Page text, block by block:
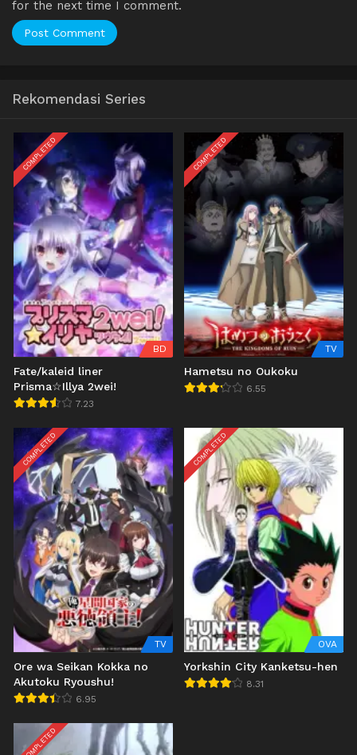
for the next time I comment.
Rekomendasi Series
COMPLETED
BD
Fate/kaleid liner
Prisma☆Illya 2wei!
7.23
COMPLETED
TV
Hametsu no Oukoku
6.55
COMPLETED
TV
Ore wa Seikan Kokka no
Akutoku Ryoushu!
6.95
COMPLETED
OVA
Yorkshin City Kanketsu-hen
8.31
COMPLETED